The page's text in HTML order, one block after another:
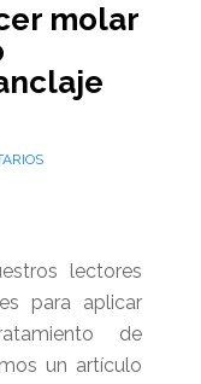
molar
lectores
para aplicar
de
un artículo